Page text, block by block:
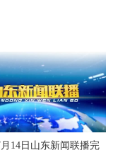
月14日山东新闻联播完